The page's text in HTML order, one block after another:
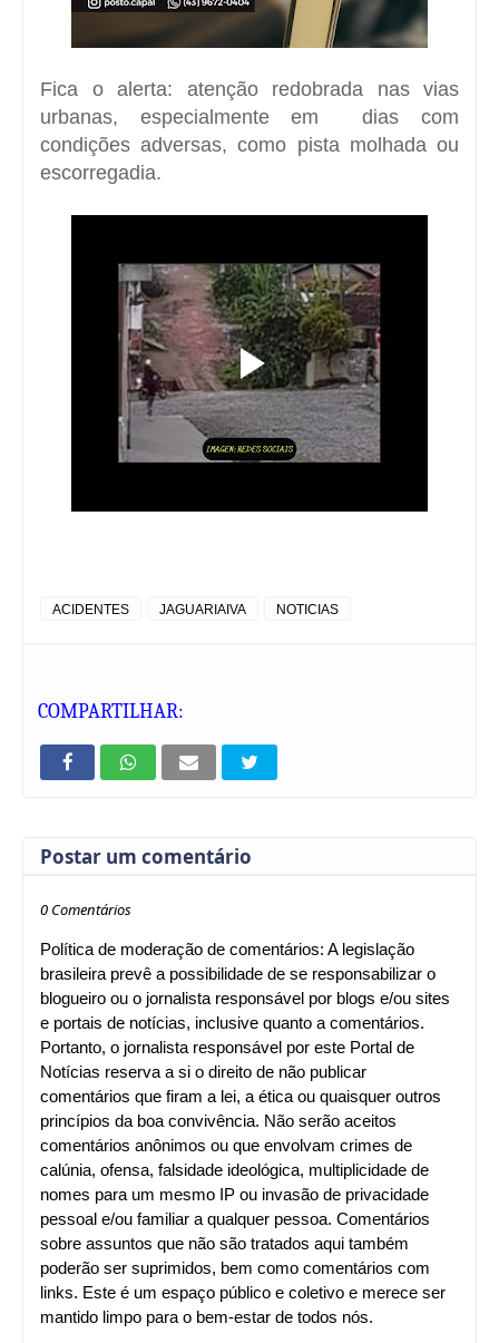
Fica o alerta: atenção redobrada nas vias
urbanas, especialmente em dias com
condições adversas, como pista molhada ou
escorregadia.
ACIDENTES JAGUARIAIVA NOTICIAS
COMPARTILHAR:
Postar um comentário
0 Comentários
Política de moderação de comentários: A legislação
brasileira prevê a possibilidade de se responsabilizar o
blogueiro ou o jornalista responsável por blogs e/ou sites
e portais de notícias, inclusive quanto a comentários.
Portanto, o jornalista responsável por este Portal de
Notícias reserva a si o direito de não publicar
comentários que firam a lei, a ética ou quaisquer outros
princípios da boa convivência. Não serão aceitos
comentários anônimos ou que envolvam crimes de
calúnia, ofensa, falsidade ideológica, multiplicidade de
nomes para um mesmo IP ou invasão de privacidade
pessoal e/ou familiar a qualquer pessoa. Comentários
sobre assuntos que não são tratados aqui também
poderão ser suprimidos, bem como comentários com
links. Este é um espaço público e coletivo e merece ser
mantido limpo para o bem-estar de todos nós.